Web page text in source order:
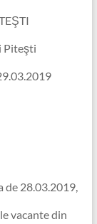
Piteşti
de 28.03.2019,
vacante din